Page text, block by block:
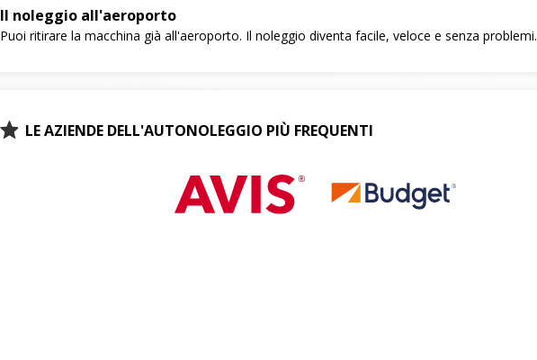
Il noleggio all'aeroporto
Puoi ritirare la macchina già all'aeroporto. Il noleggio diventa facile, veloce e senza problemi.
LE AZIENDE DELL'AUTONOLEGGIO PIÙ FREQUENTI